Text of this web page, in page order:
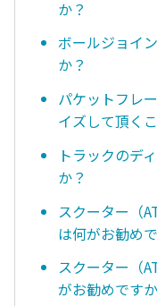
か？
ボールジョイ
か？
パケットフレ
イズして頂く
トラックのデ
か？
スクーター（
は何がお勧め
スクーター（
がお勧めです